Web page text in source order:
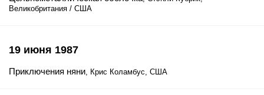
Великобритания / США
19 июня 1987
Приключения няни, Крис Коламбус, США